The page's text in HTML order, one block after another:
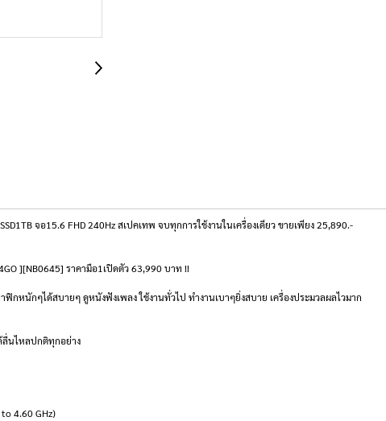
จอ15.6 FHD 240Hz สเปคเทพ จบทุกการใช้งานในเครื่องเดียว ขายเพียง 25,890.-
][NB0645] ราคามือ1เปิดตัว 63,990 บาท !!
กหนักๆได้สบายๆ ดูหนังฟังเพลง ใช้งานทั่วไป ทำงานเบาๆยิ่งสบาย เครื่องประมวลผลไวมาก
ลื่นไหลปกติทุกอย่าง
4.60 GHz)